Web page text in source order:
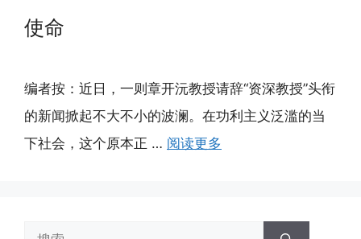
使命
编者按：近日，一则章开沅教授请辞“资深教授”头衔
的新闻掀起不大不小的波澜。在功利主义泛滥的当
下社会，这个原本正 … 阅读更多